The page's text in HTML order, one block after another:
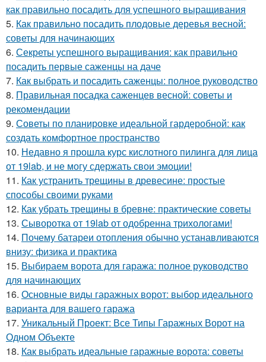
как правильно посадить для успешного выращивания
5. Как правильно посадить плодовые деревья весной:
советы для начинающих
6. Секреты успешного выращивания: как правильно
посадить первые саженцы на даче
7. Как выбрать и посадить саженцы: полное руководство
8. Правильная посадка саженцев весной: советы и
рекомендации
9. Советы по планировке идеальной гардеробной: как
создать комфортное пространство
10. Недавно я прошла курс кислотного пилинга для лица
от 19lab, и не могу сдержать свои эмоции!
11. Как устранить трещины в древесине: простые
способы своими руками
12. Как убрать трещины в бревне: практические советы
13. Сыворотка от 19lab от одобренна трихологами!
14. Почему батареи отопления обычно устанавливаются
внизу: физика и практика
15. Выбираем ворота для гаража: полное руководство
для начинающих
16. Основные виды гаражных ворот: выбор идеального
варианта для вашего гаража
17. Уникальный Проект: Все Типы Гаражных Ворот на
Одном Объекте
18. Как выбрать идеальные гаражные ворота: советы